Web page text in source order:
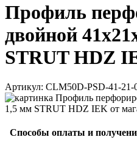
Профиль
двойной
STRUT HDZ
Артикул: CLM50D-PSD-41-21-
Способы оплаты и